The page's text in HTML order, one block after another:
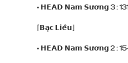
• 𝗛𝗘𝗔𝗗 𝗡𝗮𝗺 𝗦𝘂̛𝗼̛𝗻𝗴 3 :
⌈𝗕𝗮̣𝗰 𝗟𝗶𝗲̂𝘂⌋
• 𝗛𝗘𝗔𝗗 𝗡𝗮𝗺 𝗦𝘂̛𝗼̛𝗻𝗴 2 : 15-